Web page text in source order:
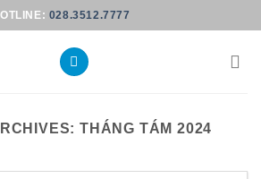
028.3512.7777
THÁNG TÁM 2024